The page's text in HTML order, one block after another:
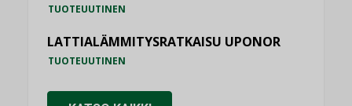
TUOTEUUTINEN
LATTIALÄMMITYSRATKAISU UPONOR
TUOTEUUTINEN